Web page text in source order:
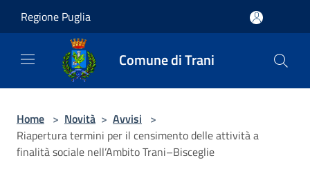
Regione Puglia
Comune di Trani
Home > Novità > Avvisi >
Riapertura termini per il censimento delle attività a
finalità sociale nell’Ambito Trani–Bisceglie